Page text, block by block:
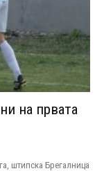
на првата
штипска Брегалница